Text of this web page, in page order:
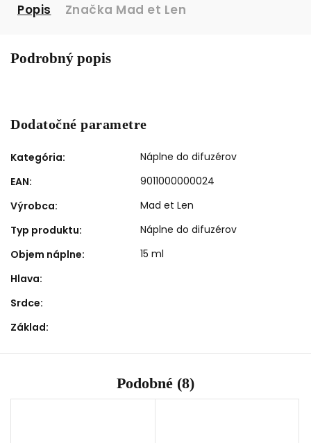
Popis Značka Mad et Len
Podrobný popis
Dodatočné parametre
Kategória:
Náplne do difuzérov
EAN:
9011000000024
Výrobca:
Mad et Len
Typ produktu:
Náplne do difuzérov
Objem náplne:
15 ml
Hlava:
Srdce:
Základ:
Podobné (8)